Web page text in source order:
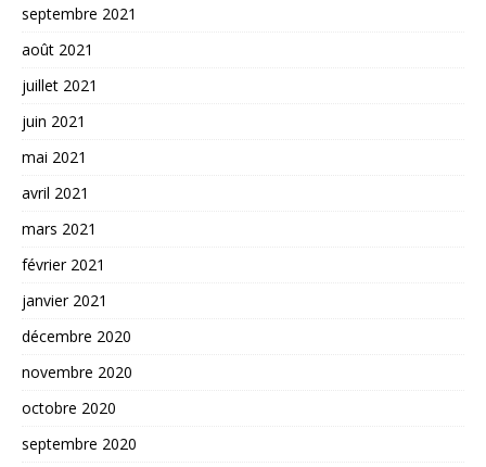
septembre 2021
août 2021
juillet 2021
juin 2021
mai 2021
avril 2021
mars 2021
février 2021
janvier 2021
décembre 2020
novembre 2020
octobre 2020
septembre 2020